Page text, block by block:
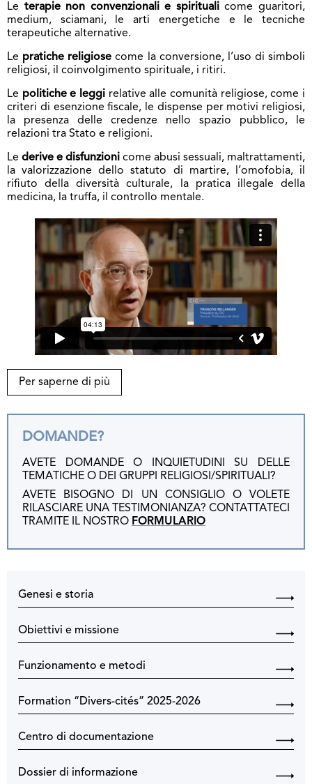
Le terapie non convenzionali e spiritualicome guaritori,
medium, sciamani, le arti energetiche e le tecniche
terapeutiche alternative.
Le pratiche religiose come la conversione, l’uso di simboli
religiosi, il coinvolgimento spirituale, i ritiri.
Le politiche e leggi relative alle comunità religiose, come i
criteri di esenzione fiscale, le dispense per motivi religiosi,
la presenza delle credenze nello spazio pubblico, le
relazioni tra Stato e religioni.
Le derive e disfunzioni come abusi sessuali, maltrattamenti,
la valorizzazione dello statuto di martire, l’omofobia, il
rifiuto della diversità culturale, la pratica illegale della
medicina, la truffa, il controllo mentale.
Per saperne di più
DOMANDE?
AVETE DOMANDE O INQUIETUDINI SU DELLE
TEMATICHE O DEI GRUPPI RELIGIOSI/SPIRITUALI?
AVETE BISOGNO DI UN CONSIGLIO O VOLETE
RILASCIARE UNA TESTIMONIANZA? CONTATTATECI
TRAMITE IL NOSTRO FORMULARIO
Genesi e storia
Obiettivi e missione
Funzionamento e metodi
Formation “Divers-cités” 2025-2026
Centro di documentazione
Dossier di informazione